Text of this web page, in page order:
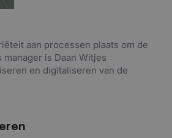
aan processen plaats om de
is Daan Witjes
en digitaliseren van de